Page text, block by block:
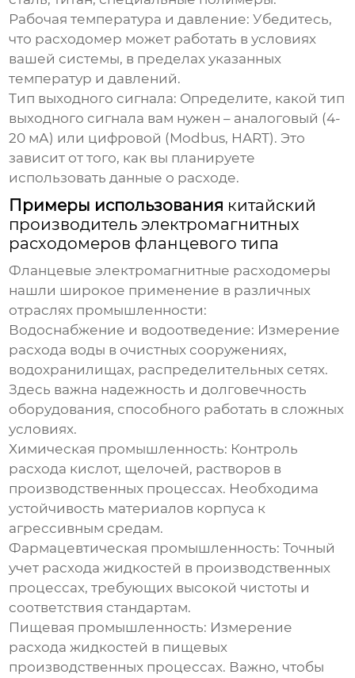
Рабочая температура и давление: Убедитесь,
что расходомер может работать в условиях
вашей системы, в пределах указанных
температур и давлений.
Тип выходного сигнала: Определите, какой тип
выходного сигнала вам нужен – аналоговый (4-
20 мА) или цифровой (Modbus, HART). Это
зависит от того, как вы планируете
использовать данные о расходе.
Примеры использования китайский
производитель электромагнитных
расходомеров фланцевого типа
Фланцевые электромагнитные расходомеры
нашли широкое применение в различных
отраслях промышленности:
Водоснабжение и водоотведение: Измерение
расхода воды в очистных сооружениях,
водохранилищах, распределительных сетях.
Здесь важна надежность и долговечность
оборудования, способного работать в сложных
условиях.
Химическая промышленность: Контроль
расхода кислот, щелочей, растворов в
производственных процессах. Необходима
устойчивость материалов корпуса к
агрессивным средам.
Фармацевтическая промышленность: Точный
учет расхода жидкостей в производственных
процессах, требующих высокой чистоты и
соответствия стандартам.
Пищевая промышленность: Измерение
расхода жидкостей в пищевых
производственных процессах. Важно, чтобы